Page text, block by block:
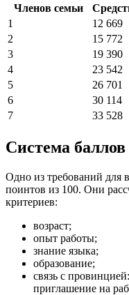
Членов семьи
1
12 669
2
15 772
3
19 390
4
23 542
5
26 701
6
30 114
7
33 528
Система баллов
Одно из требований для
поинтов из 100. Они
критериев:
возраст;
опыт работы;
знание языка;
образование;
связь с
приглашение на